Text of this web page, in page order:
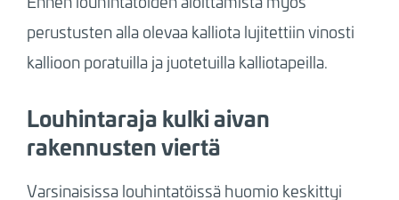
perustusten alla olevaa kalliota lujitettiin vinosti
kallioon poratuilla ja juotetuilla kalliotapeilla.
Louhintaraja kulki aivan
rakennusten viertä
Varsinaisissa louhintatöissä huomio keskittyi